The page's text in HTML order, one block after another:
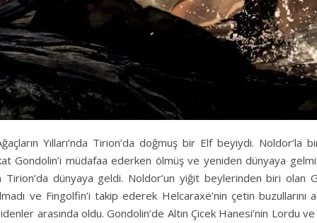
Yılları’nda Tirion’da doğmuş bir Elf beyiydi.
Gondolin’i müdafaa ederken ölmüş ve yeniden dünyaya
Tirion’da dünyaya geldi. Noldor’un yiğit beylerinden biri olan
ve Fingolfin’i takip ederek Helcaraxë’nin çetin
arasında oldu. Gondolin’de Altın Çicek Hanesi’nin Lordu